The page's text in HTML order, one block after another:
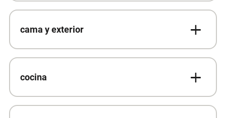
cama y exterior
cocina